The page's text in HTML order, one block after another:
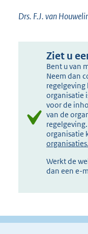
Drs. F.J. van
Ziet u
Bent u van
Neem dan
regelgeving
organisatie
voor de
van de
organisatie
Werkt de
dan een e-